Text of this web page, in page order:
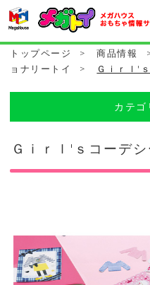
トップページ > 商品情報
ョナリートイ
> Ｇｉｒｌ'
カテゴ
Ｇｉｒｌ'ｓコーデシ